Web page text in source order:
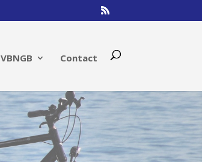
VBNGB Contact